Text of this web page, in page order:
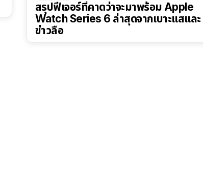
สรุปฟีเจอร์ที่คาดว่าจะมาพร้อม Apple
Watch Series 6 ล่าสุดจากเบาะแสและ
ข่าวลือ